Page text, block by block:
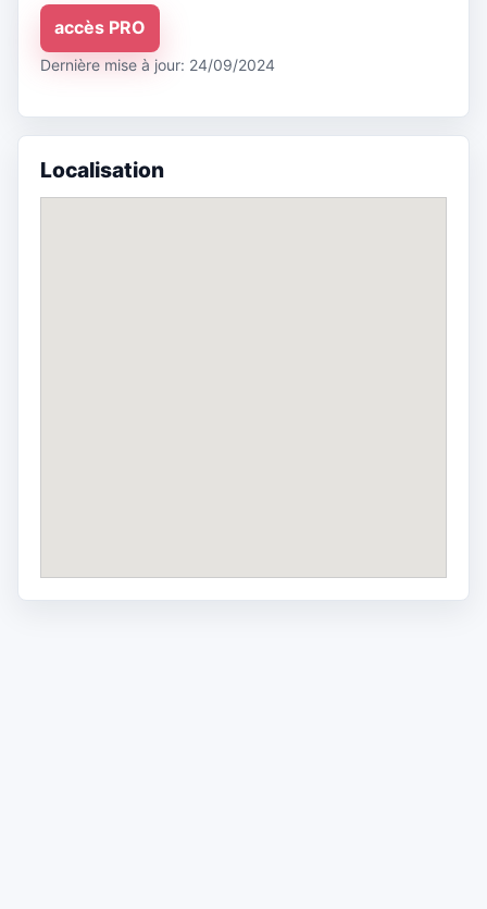
accès PRO
Dernière mise à jour: 24/09/2024
Localisation